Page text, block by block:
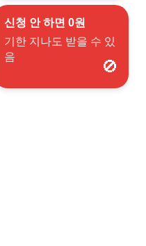
신청 안 하면 0원
기한 지나도 받을 수 있
음
🚫